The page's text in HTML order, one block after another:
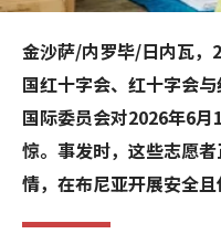
金沙萨/内罗毕/日内瓦
国红十字会、红十字会
国际委员会对2026年6
惊。事发时，这些志愿
情，在布尼亚开展安全且